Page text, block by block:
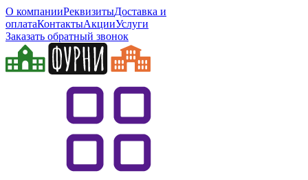
О компанииРеквизитыДоставка и
оплатаКонтактыАкцииУслуги
Заказать обратный звонок